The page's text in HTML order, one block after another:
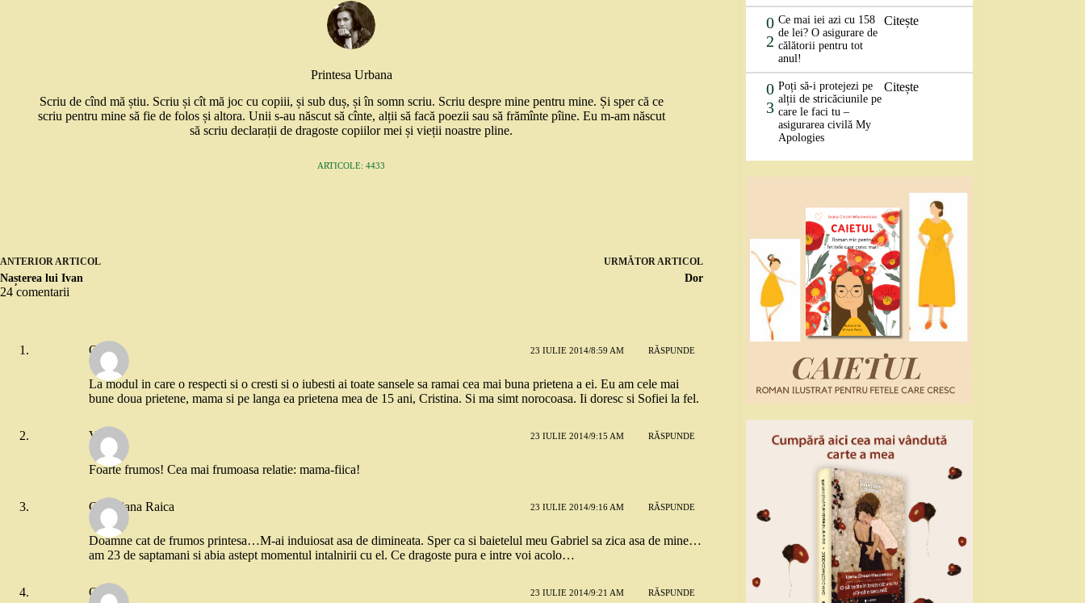
Printesa Urbana
Scriu de cînd mă știu. Scriu și cît mă joc cu copiii, și sub duș, și în somn scriu. Scriu despre mine pentru mine. Și sper că ce
scriu pentru mine să fie de folos și altora. Unii s-au născut să cînte, alții să facă poezii sau să frămînte pîine. Eu m-am născut
să scriu declarații de dragoste copiilor mei și vieții noastre pline.
ARTICOLE: 4433
ANTERIOR ARTICOL
Nașterea lui Ivan
URMĂTOR ARTICOL
Dor
24 comentarii
Oana 23 IULIE 2014/8:59 AM RĂSPUNDE
La modul in care o respecti si o cresti si o iubesti ai toate sansele sa ramai cea mai buna prietena a ei. Eu am cele mai
bune doua prietene, mama si pe langa ea prietena mea de 15 ani, Cristina. Si ma simt norocoasa. Ii doresc si Sofiei la fel.
Vilma 23 IULIE 2014/9:15 AM RĂSPUNDE
Foarte frumos! Cea mai frumoasa relatie: mama-fiica!
Georgiana Raica 23 IULIE 2014/9:16 AM RĂSPUNDE
Doamne cat de frumos printesa…M-ai induiosat asa de dimineata. Sper ca si baietelul meu Gabriel sa zica asa de mine…
am 23 de saptamani si abia astept momentul intalnirii cu el. Ce dragoste pura e intre voi acolo…
Oana 23 IULIE 2014/9:21 AM RĂSPUNDE
0
2
Ce mai iei azi cu 158
de lei? O asigurare de
călătorii pentru tot
anul!
Citește
0
3
Poți să-i protejezi pe
alții de stricăciunile pe
care le faci tu –
asigurarea civilă My
Apologies
Citește